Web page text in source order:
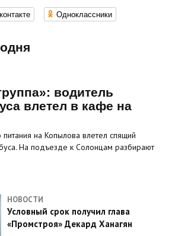
Одноклассники
водитель
влетел в кафе на
на Копылова влетел спящий
На подъезде к Солонцам разбирают
НОВОСТИ
Условный срок получил глава
«Промстроя» Декард Ханагян